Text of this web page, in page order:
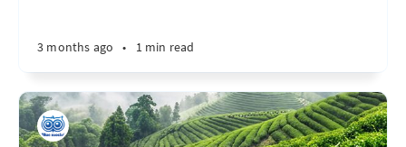
3 months ago • 1 min read